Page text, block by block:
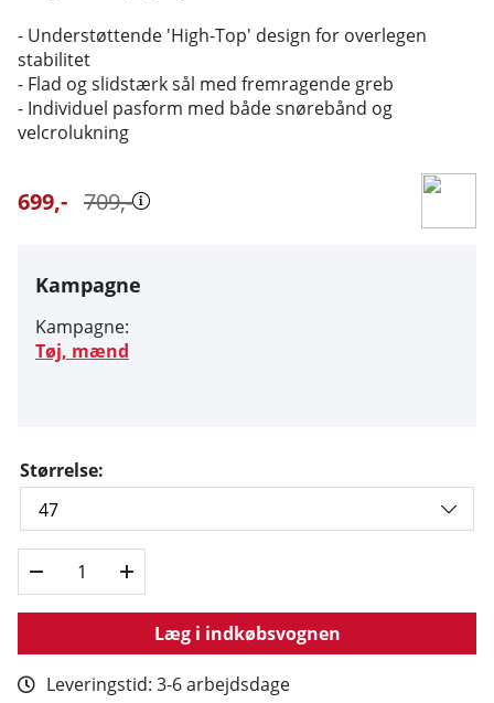
- Understøttende 'High-Top' design for overlegen
stabilitet
- Flad og slidstærk sål med fremragende greb
- Individuel pasform med både snørebånd og
velcrolukning
709,-
699,-
Kampagne
Kampagne:
Tøj, mænd
Størrelse:
Læg i indkøbsvognen
Leveringstid: 3-6 arbejdsdage